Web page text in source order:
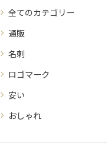
全てのカテゴリー
通販
名刺
ロゴマーク
安い
おしゃれ